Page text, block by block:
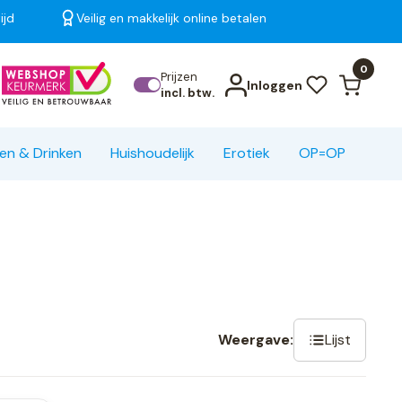
Veilig en makkelijk online betalen
Prijzen
incl. btw.
Inloggen
0
& Drinken Huishoudelijk Erotiek OP=OP
Bekijk alle resultaten
Weergave: Lijst